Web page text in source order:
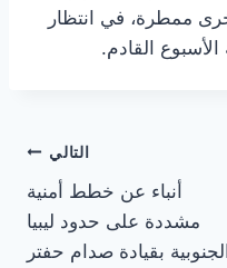
ممطرة، في انتظار
القادم.
التالي
أنباء عن خطط أمنية
مشددة على حدود ليبيا
بقيادة صدام حفتر